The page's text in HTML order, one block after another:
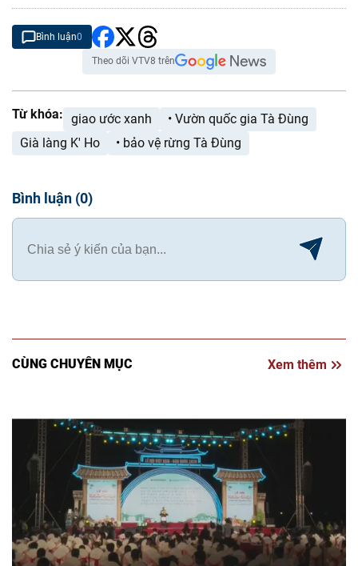
Bình luận0
Theo dõi VTV8 trên
Từ khóa: giao ước xanh
• Vườn quốc gia Tà Đùng
Già làng K' Ho
• bảo vệ rừng Tà Đùng
Bình luận (0)
CÙNG CHUYÊN MỤC Xem thêm